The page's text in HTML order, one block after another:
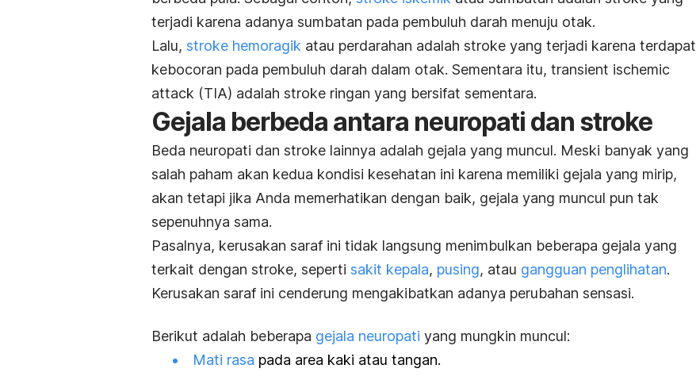
terjadi karena adanya sumbatan pada pembuluh darah menuju otak.
Lalu, stroke hemoragik atau perdarahan adalah stroke yang terjadi karena terdapat
kebocoran pada pembuluh darah dalam otak. Sementara itu, transient ischemic
attack (TIA) adalah stroke ringan yang bersifat sementara.
Gejala berbeda antara neuropati dan stroke
Beda neuropati dan stroke lainnya adalah gejala yang muncul. Meski banyak yang
salah paham akan kedua kondisi kesehatan ini karena memiliki gejala yang mirip,
akan tetapi jika Anda memerhatikan dengan baik, gejala yang muncul pun tak
sepenuhnya sama.
Pasalnya, kerusakan saraf ini tidak langsung menimbulkan beberapa gejala yang
terkait dengan stroke, seperti sakit kepala, pusing, atau gangguan penglihatan.
Kerusakan saraf ini cenderung mengakibatkan adanya perubahan sensasi.
Berikut adalah beberapa gejala neuropati yang mungkin muncul:
Mati rasa pada area kaki atau tangan.